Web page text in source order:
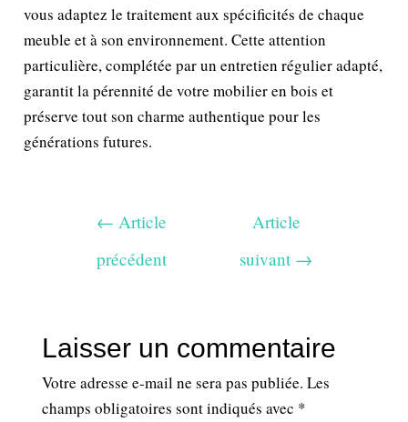
vous adaptez le traitement aux spécificités de chaque
meuble et à son environnement. Cette attention
particulière, complétée par un entretien régulier adapté,
garantit la pérennité de votre mobilier en bois et
préserve tout son charme authentique pour les
générations futures.
← Article
précédent
Article
suivant →
Laisser un commentaire
Votre adresse e-mail ne sera pas publiée. Les
champs obligatoires sont indiqués avec *